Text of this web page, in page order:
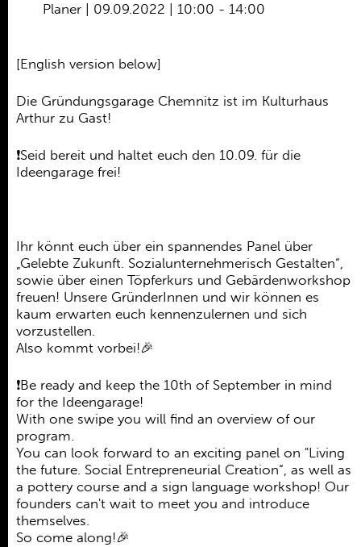
Verein
Bundesfreiwilligendienst /
Kooperationen
Förderer
Kontakt
Planer 09.09.2022 | 10:00 - 14:00
[English version below]
Die Gründungsgarage Chemnitz ist im Kulturhaus
Arthur zu Gast!
❗️Seid bereit und haltet euch den 10.09. für die
Ideengarage frei!
Ihr könnt euch über ein spannendes Panel über
„Gelebte Zukunft. Sozialunternehmerisch Gestalten“,
sowie über einen Töpferkurs und Gebärdenworkshop
freuen! Unsere GründerInnen und wir können es
kaum erwarten euch kennenzulernen und sich
vorzustellen.
Also kommt vorbei!🎉
❗️Be ready and keep the 10th of September in mind
for the Ideengarage!
With one swipe you will find an overview of our
program.
You can look forward to an exciting panel on "Living
the future. Social Entrepreneurial Creation“, as well as
a pottery course and a sign language workshop! Our
founders can't wait to meet you and introduce
themselves.
So come along!🎉